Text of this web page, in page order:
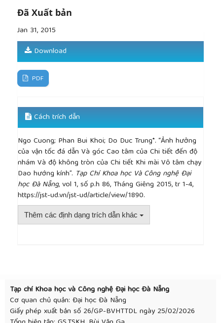
[11]Albert J. Shih, "A New Regulating Wheel Truing
Method for Through-FeedCenterless Grinding",
Contributed by the Manufacturing Engineering
Division for publication in the journal of
[12]
on the effect of regulating wheel on the
roundness of workpiece in centerless grinding by
Vol, 30, No. 2, 1990, pp191-201.
Yuji Furukawa, Masakazu Miyashita and
Susumu Shiozakij, "Vibration Analysis and Work-
Rounding Mechanism in Centerless Grinding", Int. J.
Mach. Tool Des. Res. Vol. 11, 1971.
[14]N. G. Subramanya Udupa, M. S. Shubnmugam
and V. Radhakristinan,"Influence of workpiece
position on roundness error and surface finish in
centerless grinding", Int. I. Mach. Tools Manufact.
Vol. 27. No. 1, 1987, pp77-89.
[15]C. Guo, S.Malkin, J.A.Kovach and M.Laurich,
grinding process, Journal of Materials Processing
Technology, 39, 1993.
[17]F. Hashimoto, G. D. Lahoti, M. Miyashita, "Safe
Operations and Friction Characteristics of
Đã Xuất bản
Jan 31, 2015
Download
PDF
Cách trích dẫn
Ngo Cuong; Phan Bui Khoi; Do Duc Trung*. “Ảnh hưởng
của vận tốc đá dẫn Và góc Cao tâm của Chi tiết đến độ
nhám Và độ không tròn của Chi tiết Khi mài Vô tâm chạy
Dao hướng kính”. Tạp Chí Khoa học Và Công nghệ Đại
học Đà Nẵng, vol 1, số p.h 86, Tháng Giêng 2015, tr 1-4,
https://jst-ud.vn/jst-ud/article/view/1890.
Thêm các định dạng trích dẫn khác
Tạp chí Khoa học và Công nghệ Đại học Đà Nẵng
Cơ quan chủ quản: Đại học Đà Nẵng
Giấy phép xuất bản số 26/GP-BVHTTDL ngày 25/02/2026